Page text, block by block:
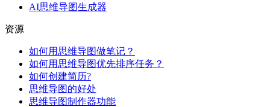
AI思维导图生成器
资源
如何用思维导图做笔记？
如何用思维导图优先排序任务？
如何创建简历?
思维导图的好处
思维导图制作器功能